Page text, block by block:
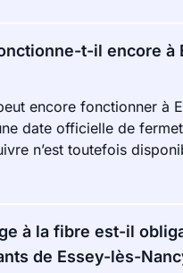
t-il encore à
encore fonctionner à
date officielle de
n’est toutefois
à la fibre est-il
de Essey-lès-